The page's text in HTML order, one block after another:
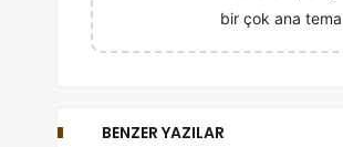
bir çok ana
BENZER YAZILAR